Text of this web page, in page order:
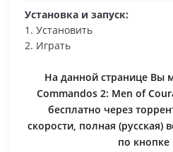
Установка и запуск:
1. Установить
2. Играть
На данной странице Вы
Commandos 2: Men of
бесплатно через
скорости, полная (русская)
по